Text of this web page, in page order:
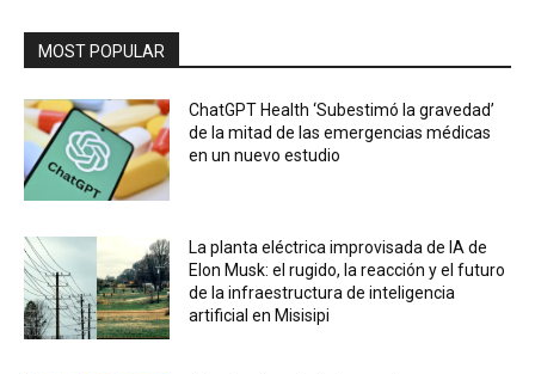
MOST POPULAR
ChatGPT Health ‘Subestimó la gravedad’
de la mitad de las emergencias médicas
en un nuevo estudio
La planta eléctrica improvisada de IA de
Elon Musk: el rugido, la reacción y el futuro
de la infraestructura de inteligencia
artificial en Misisipi